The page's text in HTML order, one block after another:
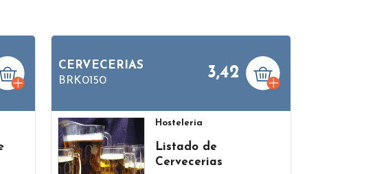
CERVECERIAS
BRK0150
3,42
Hosteleria
Listado de
Cervecerias